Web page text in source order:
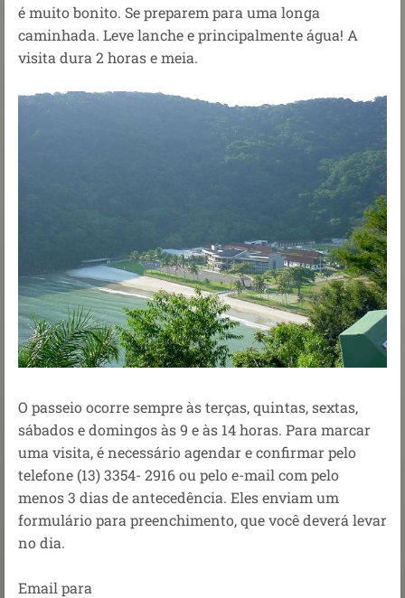
é muito bonito. Se preparem para uma longa
caminhada. Leve lanche e principalmente água! A
visita dura 2 horas e meia.
O passeio ocorre sempre às terças, quintas, sextas,
sábados e domingos às 9 e às 14 horas. Para marcar
uma visita, é necessário agendar e confirmar pelo
telefone (13) 3354- 2916 ou pelo e-mail com pelo
menos 3 dias de antecedência. Eles enviam um
formulário para preenchimento, que você deverá levar
no dia.
Email para